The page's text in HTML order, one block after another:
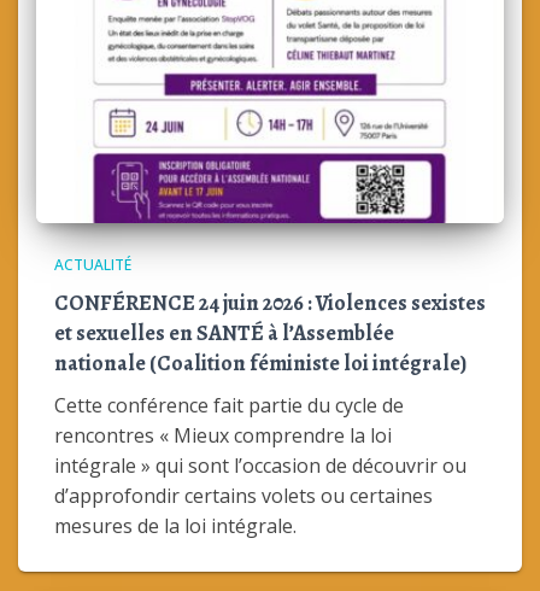
ACTUALITÉ
CONFÉRENCE 24 juin 2026 : Violences sexistes
et sexuelles en SANTÉ à l’Assemblée
nationale (Coalition féministe loi intégrale)
Cette conférence fait partie du cycle de
rencontres « Mieux comprendre la loi
intégrale » qui sont l’occasion de découvrir ou
d’approfondir certains volets ou certaines
mesures de la loi intégrale.